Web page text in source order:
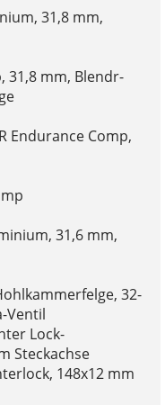
31,8 mm,
31,8 mm, Blendr-
Endurance Comp,
31,6 mm,
32-
Ventil
Lock-
Steckachse
148x12 mm